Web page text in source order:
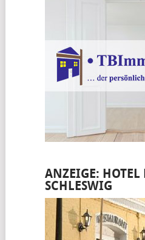
ANZEIGE: HOTEL
SCHLESWIG